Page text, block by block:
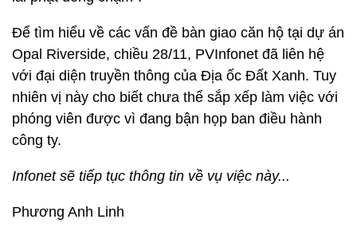
Để tìm hiểu về các vấn đề bàn giao căn hộ tại dự án
Opal Riverside, chiều 28/11, PVInfonet đã liên hệ
với đại diện truyền thông của Địa ốc Đất Xanh. Tuy
nhiên vị này cho biết chưa thể sắp xếp làm việc với
phóng viên được vì đang bận họp ban điều hành
công ty.
Infonet sẽ tiếp tục thông tin về vụ việc này...
Phương Anh Linh